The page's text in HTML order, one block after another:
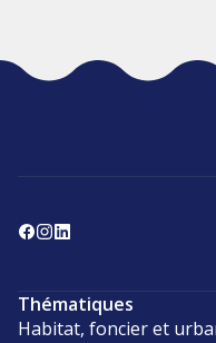
Thématiques
Habitat, foncier et